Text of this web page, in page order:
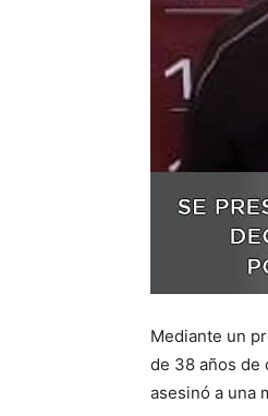
Mediante un
de 38 años de
asesinó a una